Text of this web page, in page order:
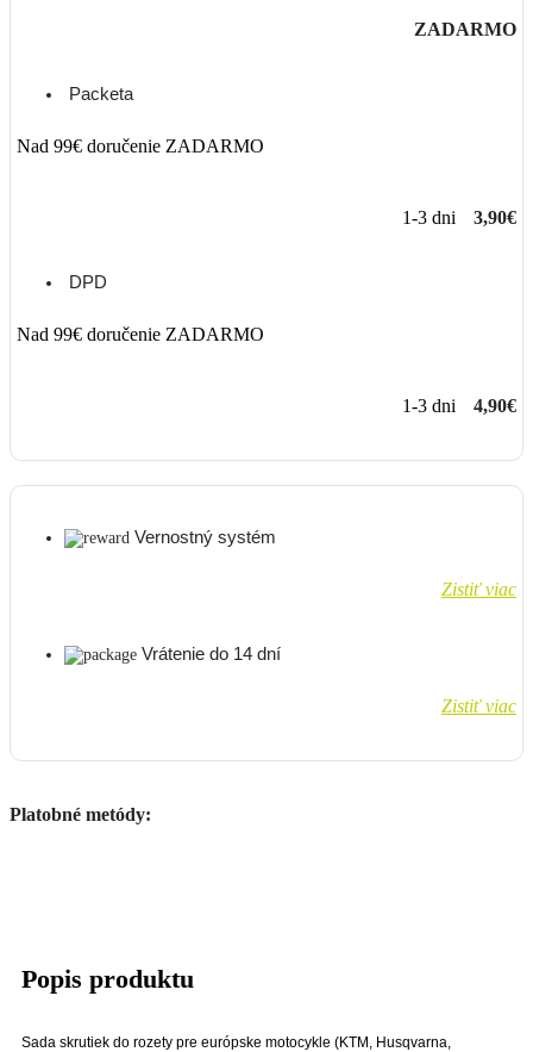
ZADARMO
Packeta
Nad 99€ doručenie ZADARMO
1-3 dni 3,90€
DPD
Nad 99€ doručenie ZADARMO
1-3 dni 4,90€
Vernostný systém
Zistiť viac
Vrátenie do 14 dní
Zistiť viac
Platobné metódy:
Popis produktu
Sada skrutiek do rozety pre európske motocykle (KTM, Husqvarna,